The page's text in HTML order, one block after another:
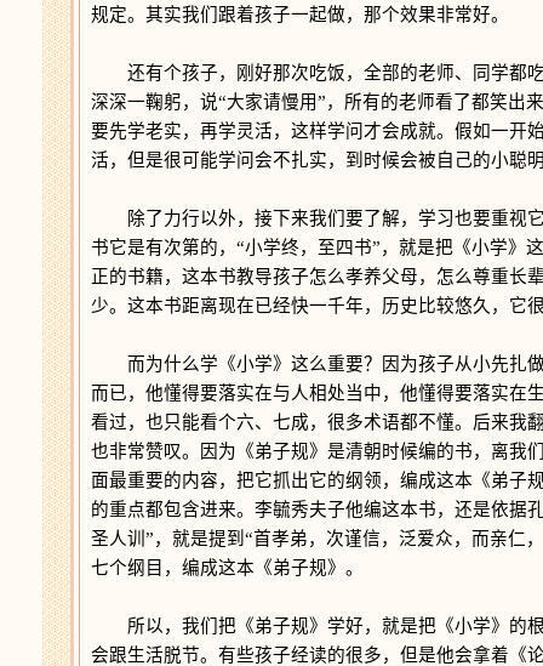
规定。其实我们跟着孩子一起做，那个效果非常好。
还有个孩子，刚好那次吃饭，全部的老师、同学都
深深一鞠躬，说“大家请慢用”，所有的老师看了都笑出
要先学老实，再学灵活，这样学问才会成就。假如一开
活，但是很可能学问会不扎实，到时候会被自己的小聪
除了力行以外，接下来我们要了解，学习也要重视它
书它是有次第的，“小学终，至四书”，就是把《小学》
正的书籍，这本书教导孩子怎么孝养父母，怎么尊重长
少。这本书距离现在已经快一千年，历史比较悠久，它
而为什么学《小学》这么重要？因为孩子从小先扎
而已，他懂得要落实在与人相处当中，他懂得要落实在
看过，也只能看个六、七成，很多术语都不懂。后来我
也非常赞叹。因为《弟子规》是清朝时候编的书，离我
面最重要的内容，把它抓出它的纲领，编成这本《弟子
的重点都包含进来。李毓秀夫子他编这本书，还是依据
圣人训”，就是提到“首孝弟，次谨信，泛爱众，而亲仁
七个纲目，编成这本《弟子规》。
所以，我们把《弟子规》学好，就是把《小学》的
会跟生活脱节。有些孩子经读的很多，但是他会拿着《